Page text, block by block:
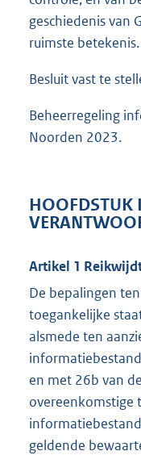
geschiedenis van
ruimste betekenis.
Besluit vast te
Beheerregeling
Noorden 2023.
HOOFDSTUK
Artikel 1
De bepalingen
toegankelijke
alsmede ten
en met 26b van
overeenkomstige
geldende